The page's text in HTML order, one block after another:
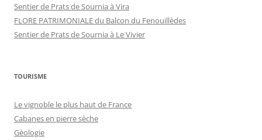
Sentier de Prats de Sournia à Vira
FLORE PATRIMONIALE du Balcon du Fenouillèdes
Sentier de Prats de Sournia à Le Vivier
TOURISME
Le vignoble le plus haut de France
Cabanes en pierre sèche
Gèologie